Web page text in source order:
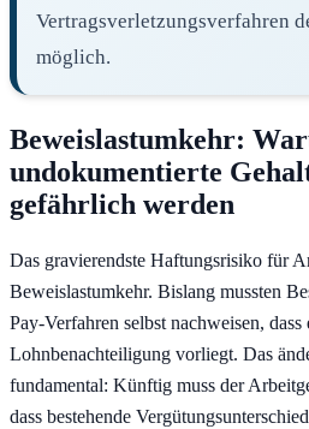
Vertragsverletzungsverfahren
möglich.
Beweislastumkehr:
undokumentierte
gefährlich werden
Das gravierendste Haftungsrisiko für
Beweislastumkehr. Bislang mussten
Pay-Verfahren selbst nachweisen,
Lohnbenachteiligung vorliegt. Das
fundamental: Künftig muss der
dass bestehende